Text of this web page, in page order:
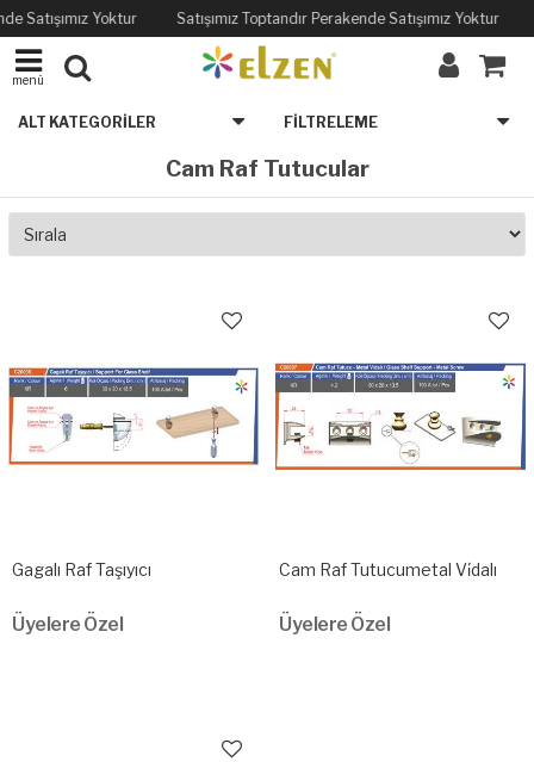
Satışımız Yoktur Satışımız Toptandır Perakende Satışımız Yoktur
menü
ALT KATEGORILER FILTRELEME
Cam Raf Tutucular
Gagalı Raf Taşıyıcı
Üyelere Özel
Cam Raf Tutucumetal Vi̇dalı
Üyelere Özel